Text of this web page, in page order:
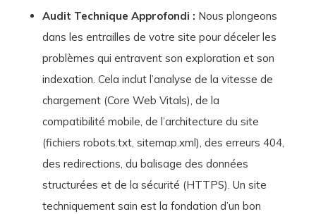
Audit Technique Approfondi : Nous plongeons
dans les entrailles de votre site pour déceler les
problèmes qui entravent son exploration et son
indexation. Cela inclut l’analyse de la vitesse de
chargement (Core Web Vitals), de la
compatibilité mobile, de l’architecture du site
(fichiers robots.txt, sitemap.xml), des erreurs 404,
des redirections, du balisage des données
structurées et de la sécurité (HTTPS). Un site
techniquement sain est la fondation d’un bon